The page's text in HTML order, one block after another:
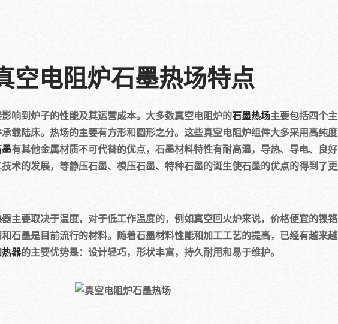
空电阻炉石墨热场特点
到炉子的性能及其运营成本。大多数真空电阻炉的石墨热场主要包括四个
载陆床。热场的主要有方形和圆形之分。这些真空电阻炉组件大多采用高纯
有其他金属材质不可代替的优点，石墨材料特性有耐高温，导热、导电、良
术的发展，等静压石墨、模压石墨、特种石墨的诞生使石墨的优点的得到了更
要取决于温度，对于低工作温度的，例如真空回火炉来说，价格便宜的镍
石墨是目前流行的材料。随着石墨材料性能和加工工艺的提高，已经有越来
器的主要优势是：设计轻巧，形状丰富，持久耐用和易于维护。